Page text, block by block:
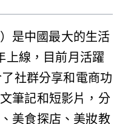
是中國最大的生活
上線，目前月活躍
社群分享和電商功
筆記和短影片，分
美食探店、美妝教